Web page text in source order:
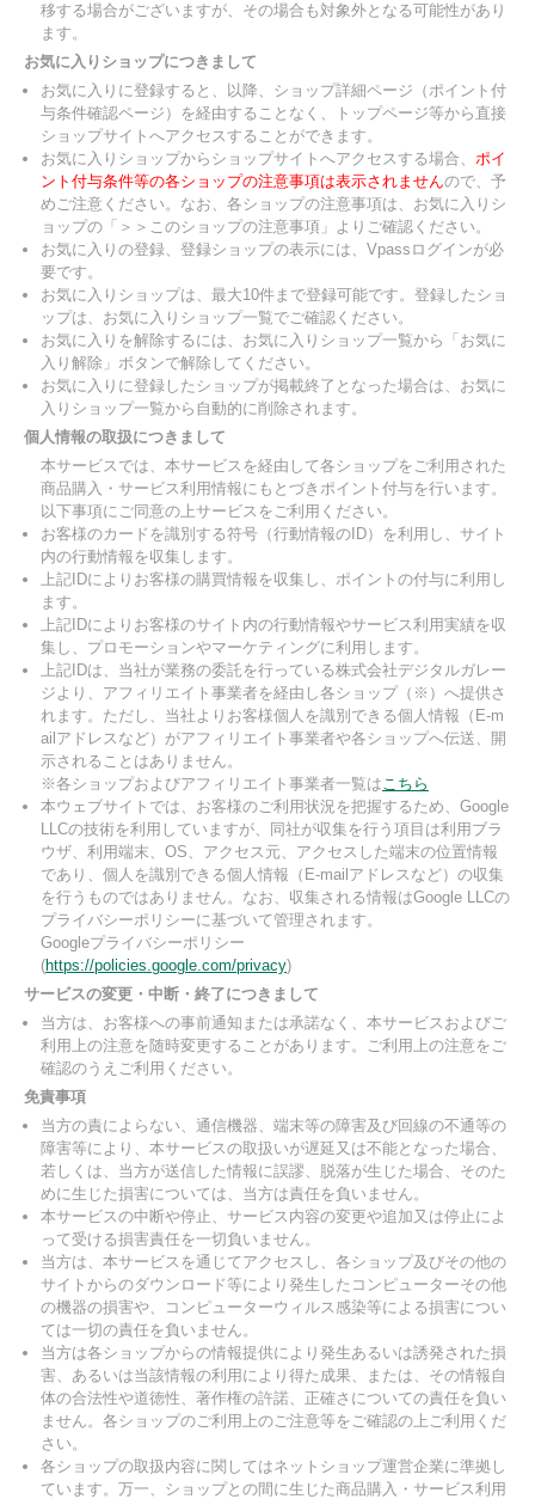
移する場合がございますが、その場合も対象外となる可能性があり
ます。
お気に入りショップにつきまして
お気に入りに登録すると、以降、ショップ詳細ページ（ポイント付
与条件確認ページ）を経由することなく、トップページ等から直接
ショップサイトへアクセスすることができます。
お気に入りショップからショップサイトへアクセスする場合、 ポイ
ント付与条件等の各ショップの注意事項は表示されませんので、予
めご注意ください。なお、各ショップの注意事項は、お気に入りシ
ョップの「＞＞このショップの注意事項」よりご確認ください。
お気に入りの登録、登録ショップの表示には、Vpassログインが必
要です。
お気に入りショップは、最大10件まで登録可能です。登録したショ
ップは、お気に入りショップ一覧でご確認ください。
お気に入りを解除するには、お気に入りショップ一覧から「お気に
入り解除」ボタンで解除してください。
お気に入りに登録したショップが掲載終了となった場合は、お気に
入りショップ一覧から自動的に削除されます。
個人情報の取扱につきまして
本サービスでは、本サービスを経由して各ショップをご利用された
商品購入・サービス利用情報にもとづきポイント付与を行います。
以下事項にご同意の上サービスをご利用ください。
お客様のカードを識別する符号（行動情報のID）を利用し、サイト
内の行動情報を収集します。
上記IDによりお客様の購買情報を収集し、ポイントの付与に利用し
ます。
上記IDによりお客様のサイト内の行動情報やサービス利用実績を収
集し、プロモーションやマーケティングに利用します。
上記IDは、当社が業務の委託を行っている株式会社デジタルガレー
ジより、アフィリエイト事業者を経由し各ショップ（※）へ提供さ
れます。ただし、当社よりお客様個人を識別できる個人情報（E-m
ailアドレスなど）がアフィリエイト事業者や各ショップへ伝送、開
示されることはありません。
※各ショップおよびアフィリエイト事業者一覧はこちら
本ウェブサイトでは、お客様のご利用状況を把握するため、Google
LLCの技術を利用していますが、同社が収集を行う項目は利用ブラ
ウザ、利用端末、OS、アクセス元、アクセスした端末の位置情報
であり、個人を識別できる個人情報（E-mailアドレスなど）の収集
を行うものではありません。なお、収集される情報はGoogle LLCの
プライバシーポリシーに基づいて管理されます。
Googleプライバシーポリシー
(https://policies.google.com/privacy)
サービスの変更・中断・終了につきまして
当方は、お客様への事前通知または承諾なく、本サービスおよびご
利用上の注意を随時変更することがあります。ご利用上の注意をご
確認のうえご利用ください。
免責事項
当方の責によらない、通信機器、端末等の障害及び回線の不通等の
障害等により、本サービスの取扱いが遅延又は不能となった場合、
若しくは、当方が送信した情報に誤謬、脱落が生じた場合、そのた
めに生じた損害については、当方は責任を負いません。
本サービスの中断や停止、サービス内容の変更や追加又は停止によ
って受ける損害責任を一切負いません。
当方は、本サービスを通じてアクセスし、各ショップ及びその他の
サイトからのダウンロード等により発生したコンピューターその他
の機器の損害や、コンピューターウィルス感染等による損害につい
ては一切の責任を負いません。
当方は各ショップからの情報提供により発生あるいは誘発された損
害、あるいは当該情報の利用により得た成果、または、その情報自
体の合法性や道徳性、著作権の許諾、正確さについての責任を負い
ません。各ショップのご利用上のご注意等をご確認の上ご利用くだ
さい。
各ショップの取扱内容に関してはネットショップ運営企業に準拠し
ています。万一、ショップとの間に生じた商品購入・サービス利用